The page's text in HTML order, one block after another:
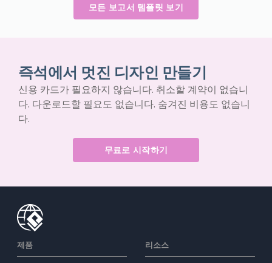
모든 보고서 템플릿 보기
즉석에서 멋진 디자인 만들기
신용 카드가 필요하지 않습니다. 취소할 계약이 없습니
다. 다운로드할 필요도 없습니다. 숨겨진 비용도 없습니
다.
무료로 시작하기
제품 리소스